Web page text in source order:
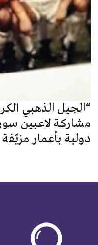
“الجيل الذهبي
مشاركة لاعبين
دولية بأعمار مزيّفة